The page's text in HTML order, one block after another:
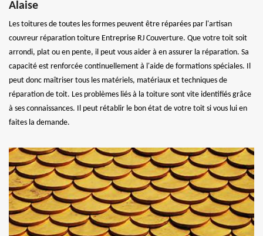
Alaise
Les toitures de toutes les formes peuvent être réparées par l'artisan
couvreur réparation toiture Entreprise RJ Couverture. Que votre toit soit
arrondi, plat ou en pente, il peut vous aider à en assurer la réparation. Sa
capacité est renforcée continuellement à l'aide de formations spéciales. Il
peut donc maîtriser tous les matériels, matériaux et techniques de
réparation de toit. Les problèmes liés à la toiture sont vite identifiés grâce
à ses connaissances. Il peut rétablir le bon état de votre toit si vous lui en
faites la demande.